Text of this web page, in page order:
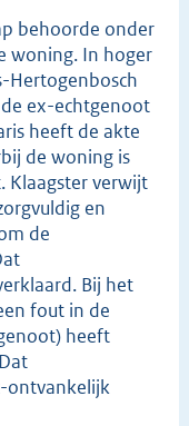
behoorde onder
woning. In hoger
Hertogenbosch
ex-echtgenoot
heeft de akte
de woning is
Klaagster verwijt
en
de
Bij het
fout in de
heeft
ontvankelijk